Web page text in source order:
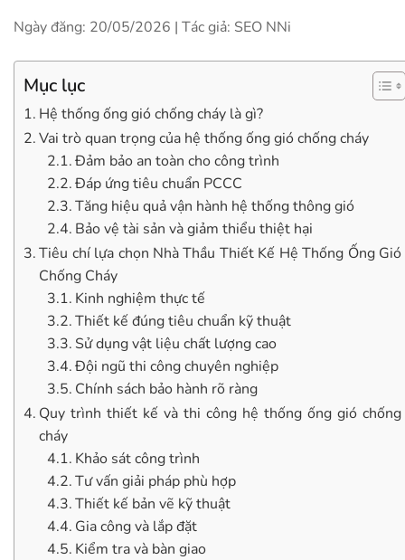
Ngày đăng: 20/05/2026 | Tác giả: SEO NNi
Mục lục
Hệ thống ống gió chống cháy là gì?
Vai trò quan trọng của hệ thống ống gió chống cháy
Đảm bảo an toàn cho công trình
Đáp ứng tiêu chuẩn PCCC
Tăng hiệu quả vận hành hệ thống thông gió
Bảo vệ tài sản và giảm thiểu thiệt hại
Tiêu chí lựa chọn Nhà Thầu Thiết Kế Hệ Thống Ống Gió
Chống Cháy
Kinh nghiệm thực tế
Thiết kế đúng tiêu chuẩn kỹ thuật
Sử dụng vật liệu chất lượng cao
Đội ngũ thi công chuyên nghiệp
Chính sách bảo hành rõ ràng
Quy trình thiết kế và thi công hệ thống ống gió chống
cháy
Khảo sát công trình
Tư vấn giải pháp phù hợp
Thiết kế bản vẽ kỹ thuật
Gia công và lắp đặt
Kiểm tra và bàn giao